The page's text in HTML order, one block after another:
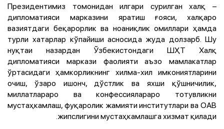
– Президентимиз томонидан илгари сурилган халқ
дипломатияси марказини яратиш ғояси, халқаро
вазиятдаги беқарорлик ва ноаниқлик омиллари ҳамда
турли хатарлар кўпайиши асносида жуда долзарб. Шу
нуқтаи назардан Ўзбекистондаги ШҲТ Халқ
дипломатияси маркази фаолияти аъзо мамлакатлар
ўртасидаги ҳамкорликнинг хилма-хил имкониятларини
очиш, ўзаро ишонч, дўстлик ва яхши қўшничилик,
миллатлараро ва конфессиялараро тотувликни
мустаҳкамлаш, фуқаролик жамияти институтлари ва ОАВ
жипслигини мустаҳкамлашга хизмат қилади.